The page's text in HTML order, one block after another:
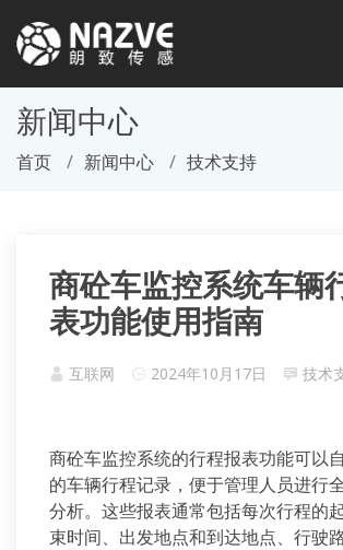
新闻中心
首页 新闻中心 技术支持
商砼车监控系统车辆
表功能使用指南
互联网 2024年10月17日 技术
商砼车监控系统的行程报表功能可以
的车辆行程记录，便于管理人员进行
分析。这些报表通常包括每次行程的
束时间、出发地点和到达地点、行驶